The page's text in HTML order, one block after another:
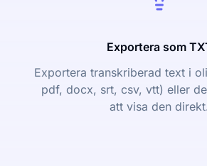
Exportera som
Exportera transkriberad text i
pdf, docx, srt, csv, vtt) eller
att visa den